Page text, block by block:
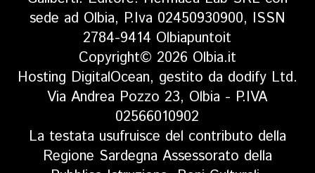
sede ad Olbia, P.Iva 02450930900, ISSN
2784-9414 Olbiapuntoit
Copyright© 2026 Olbia.it
Hosting DigitalOcean, gestito da dodify Ltd.
Via Andrea Pozzo 23, Olbia - P.IVA
02566010902
La testata usufruisce del contributo della
Regione Sardegna Assessorato della